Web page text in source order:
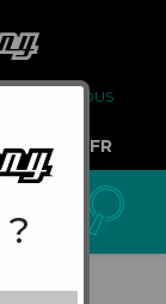
DE NOUS
FR